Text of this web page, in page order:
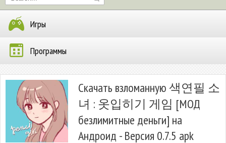
Игры
Программы
Скачать взломанную 색연필 소
녀 : 옷입히기 게임 [МОД
безлимитные деньги] на
Андроид - Версия 0.7.5 apk